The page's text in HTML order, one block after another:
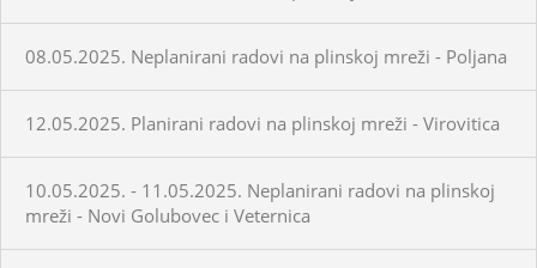
08.05.2025. Neplanirani radovi na plinskoj mreži - Poljana
12.05.2025. Planirani radovi na plinskoj mreži - Virovitica
10.05.2025. - 11.05.2025. Neplanirani radovi na plinskoj
mreži - Novi Golubovec i Veternica